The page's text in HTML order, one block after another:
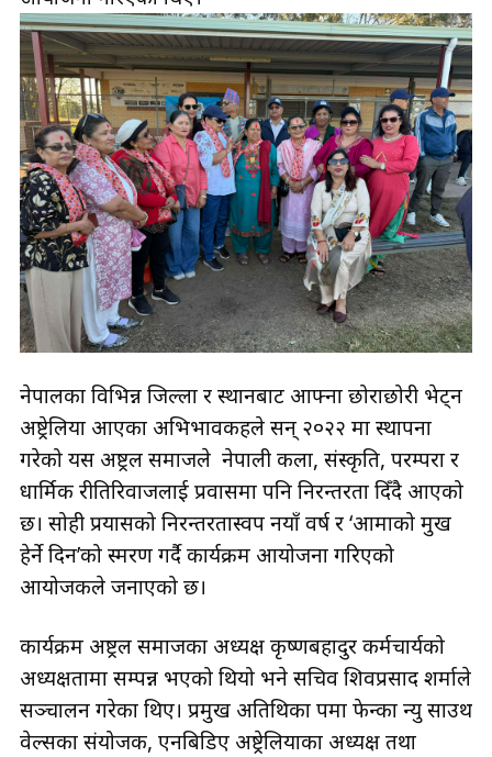
नेपालका विभिन्न जिल्ला र स्थानबाट आफ्ना छोराछोरी भेट्न
अष्ट्रेलिया आएका अभिभावकहरूले सन् २०२२ मा स्थापना
गरेको यस अष्ट्रल समाजले नेपाली कला, संस्कृति, परम्परा र
धार्मिक रीतिरिवाजलाई प्रवासमा पनि निरन्तरता दिँदै आएको
छ। सोही प्रयासको निरन्तरतास्वरूप नयाँ वर्ष र ‘आमाको मुख
हेर्ने दिन’को स्मरण गर्दै कार्यक्रम आयोजना गरिएको
आयोजकले जनाएको छ।
कार्यक्रम अष्ट्रल समाजका अध्यक्ष कृष्णबहादुर कर्मचार्यको
अध्यक्षतामा सम्पन्न भएको थियो भने सचिव शिवप्रसाद शर्माले
सञ्चालन गरेका थिए। प्रमुख अतिथिका रूपमा फेन्का न्यु साउथ
वेल्सका संयोजक, एनबिडिए अष्ट्रेलियाका अध्यक्ष तथा